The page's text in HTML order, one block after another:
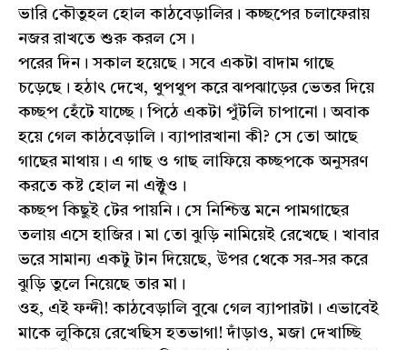
ভারি কৌতুহল হোল কাঠবেড়ালির। কচ্ছপের চলাফেরায়
নজর রাখতে শুরু করল সে।
পরের দিন। সকাল হয়েছে। সবে একটা বাদাম গাছে
চড়েছে। হঠাৎ দেখে, থুপথুপ করে ঝপঝাড়ের ভেতর দিয়ে
কচ্ছপ হেঁটে যাচ্ছে। পিঠে একটা পুঁটলি চাপানো। অবাক
হয়ে গেল কাঠবেড়ালি। ব্যাপারখানা কী? সে তো আছে
গাছের মাথায়। এ গাছ ও গাছ লাফিয়ে কচ্ছপকে অনুসরণ
করতে কষ্ট হোল না এক্টুও।
কচ্ছপ কিছুই টের পায়নি। সে নিশ্চিন্ত মনে পামগাছের
তলায় এসে হাজির। মা তো ঝুড়ি নামিয়েই রেখেছে। খাবার
ভরে সামান্য একটু টান দিয়েছে, উপর থেকে সর-সর করে
ঝুড়ি তুলে নিয়েছে তার মা।
ওহ, এই ফন্দী! কাঠবেড়ালি বুঝে গেল ব্যাপারটা। এভাবেই
মাকে লুকিয়ে রেখেছিস হতভাগা! দাঁড়াও, মজা দেখাচ্ছি